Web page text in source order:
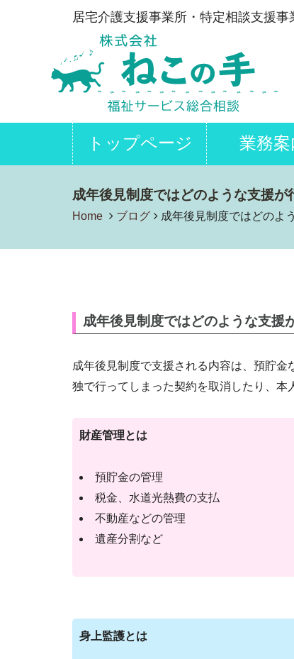
居宅介護支援事業所・特定相談支援
トップページ 業務案
成年後見制度ではどのような支援が
Home ブログ 成年後見制度ではどのよ
成年後見制度ではどのような支援
成年後見制度で支援される内容は、預貯
独で行ってしまった契約を取消したり、本
財産管理とは
預貯金の管理
税金、水道光熱費の支払
不動産などの管理
遺産分割など
身上監護とは